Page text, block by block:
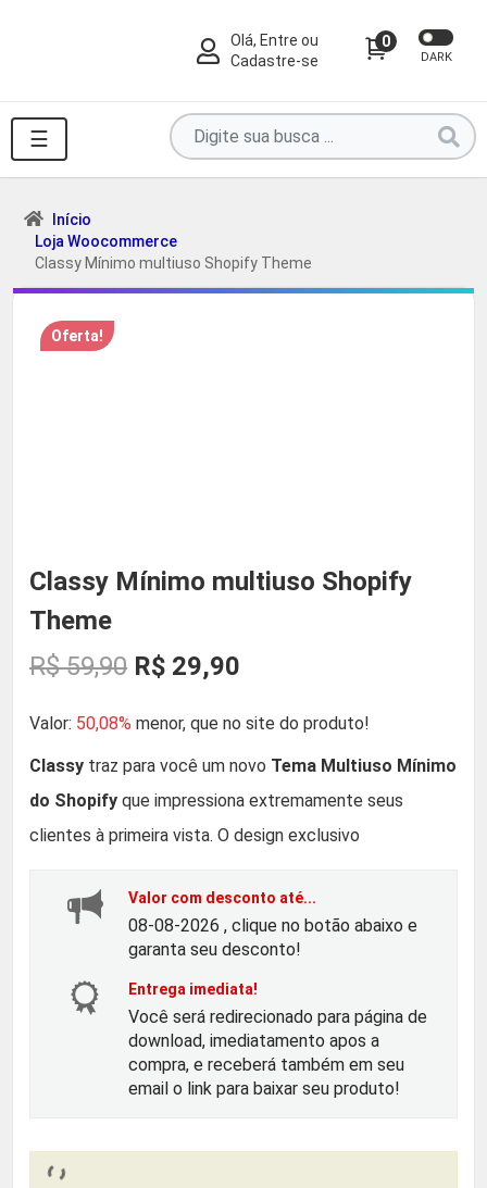
Olá, Entre ou
Cadastre-se
0
DARK
☰
Pesquise
por
produtos
...
Início
Loja Woocommerce
Classy Mínimo multiuso Shopify Theme
Oferta!
Classy Mínimo multiuso Shopify
Theme
R$59,90 O
p
r
o
o
r
i
R$ 29,90
p
r
e
o
a
t
u
Valor: 50,08% menor, que no site do produto!
Classy traz para você um novo Tema Multiuso Mínimo
do Shopify que impressiona extremamente seus
clientes à primeira vista. O design exclusivo
Valor com desconto até...
08-08-2026 , clique no botão abaixo e
garanta seu desconto!
Entrega imediata!
Você será redirecionado para página de
download, imediatamento apos a
compra, e receberá também em seu
email o link para baixar seu produto!